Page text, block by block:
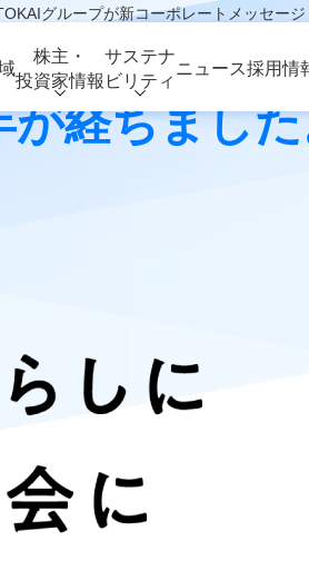
株主・
投資家情報
サステナ
ビリティ
ニュース採用情
グループが新コーポレートメッセー
が新コーポ
が経ちまし